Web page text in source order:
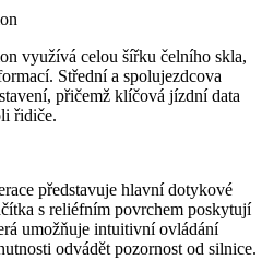
využívá celou šířku čelního skla,
Střední a spolujezdcova
přičemž klíčová jízdní data
řidiče.
představuje hlavní dotykové
s reliéfním povrchem poskytují
umožňuje intuitivní ovládání
odvádět pozornost od silnice.